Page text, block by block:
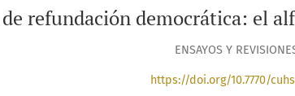
refundación democrática: el
ENSAYOS Y
https://doi.org/10.7770/